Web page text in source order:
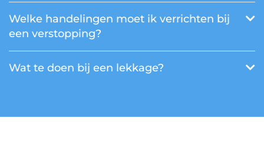
Welke handelingen moet ik verrichten bij
een verstopping?
Wat te doen bij een lekkage?